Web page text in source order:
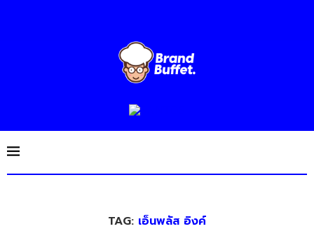
TAG: เอ็นพลัส อิงค์